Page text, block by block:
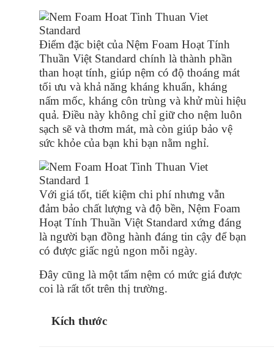
Điểm đặc biệt của Nệm Foam Hoạt Tính
Thuần Việt Standard chính là thành phần
than hoạt tính, giúp nệm có độ thoáng mát
tối ưu và khả năng kháng khuẩn, kháng
nấm mốc, kháng côn trùng và khử mùi hiệu
quả. Điều này không chỉ giữ cho nệm luôn
sạch sẽ và thơm mát, mà còn giúp bảo vệ
sức khỏe của bạn khi bạn nằm nghỉ.
Với giá tốt, tiết kiệm chi phí nhưng vẫn
đảm bảo chất lượng và độ bền, Nệm Foam
Hoạt Tính Thuần Việt Standard xứng đáng
là người bạn đồng hành đáng tin cậy để bạn
có được giấc ngủ ngon mỗi ngày.
Đây cũng là một tấm nệm có mức giá được
coi là rất tốt trên thị trường.
Kích thước